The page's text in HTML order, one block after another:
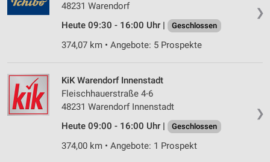
❯
48231 Warendorf
Heute 09:30 - 16:00 Uhr |
Geschlossen
374,07 km • Angebote: 5 Prospekte
❯
KiK Warendorf Innenstadt
Fleischhauerstraße 4-6
48231 Warendorf Innenstadt
Heute 09:00 - 16:00 Uhr |
Geschlossen
374,00 km • Angebote: 1 Prospekt